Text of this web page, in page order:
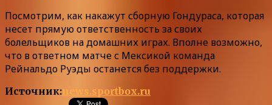
Посмотрим, как накажут сборную Гондураса, которая
несет прямую ответственность за своих
болельщиков на домашних играх. Вполне возможно,
что в ответном матче с Мексикой команда
Рейнальдо Руэды останется без поддержки.
Источник:news.sportbox.ru